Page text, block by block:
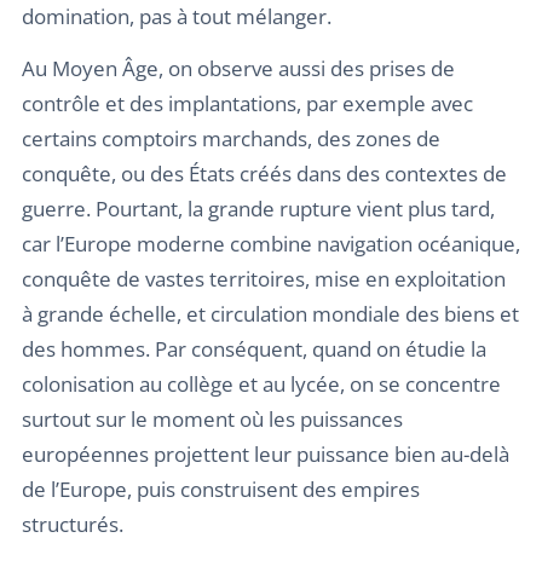
domination, pas à tout mélanger.
Au Moyen Âge, on observe aussi des prises de
contrôle et des implantations, par exemple avec
certains comptoirs marchands, des zones de
conquête, ou des États créés dans des contextes de
guerre. Pourtant, la grande rupture vient plus tard,
car l’Europe moderne combine navigation océanique,
conquête de vastes territoires, mise en exploitation
à grande échelle, et circulation mondiale des biens et
des hommes. Par conséquent, quand on étudie la
colonisation au collège et au lycée, on se concentre
surtout sur le moment où les puissances
européennes projettent leur puissance bien au-delà
de l’Europe, puis construisent des empires
structurés.